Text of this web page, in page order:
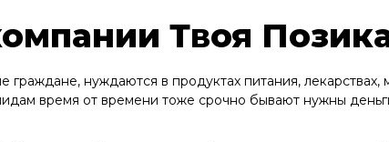
Твоя
нуждаются в продуктах питания,
время от времени тоже срочно бывают нужны